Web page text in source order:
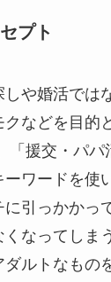
プト
や婚活では
などを目的
「援交・パパ
ーワードを使
引っかかっ
なってしま
ダルトなもの